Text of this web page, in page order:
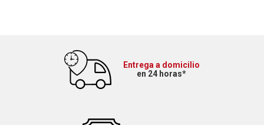
Entrega a domicilio
en 24 horas*